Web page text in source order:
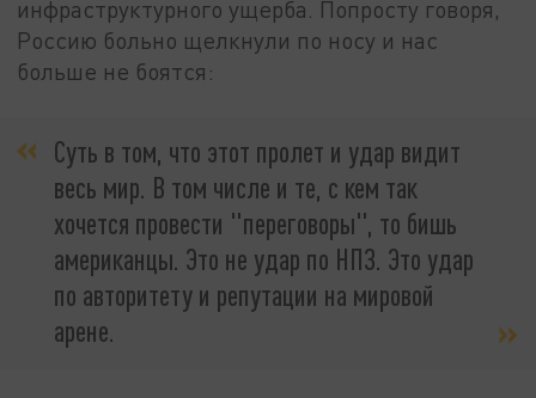
инфраструктурного ущерба. Попросту говоря,
Россию больно щелкнули по носу и нас
больше не боятся:
Суть в том, что этот пролет и удар видит
весь мир. В том числе и те, с кем так
хочется провести "переговоры", то бишь
американцы. Это не удар по НПЗ. Это удар
по авторитету и репутации на мировой
арене.